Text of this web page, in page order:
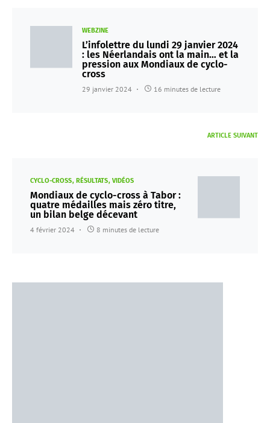
WEBZINE
L’infolettre du lundi 29 janvier 2024
: les Néerlandais ont la main… et la
pression aux Mondiaux de cyclo-
cross
29 janvier 2024 16 minutes de lecture
ARTICLE SUIVANT
CYCLO-CROSS RÉSULTATS VIDÉOS
Mondiaux de cyclo-cross à Tabor :
quatre médailles mais zéro titre,
un bilan belge décevant
4 février 2024 8 minutes de lecture